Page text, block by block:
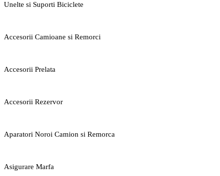
Unelte si Suporti Biciclete
Accesorii Camioane si Remorci
Accesorii Prelata
Accesorii Rezervor
Aparatori Noroi Camion si Remorca
Asigurare Marfa